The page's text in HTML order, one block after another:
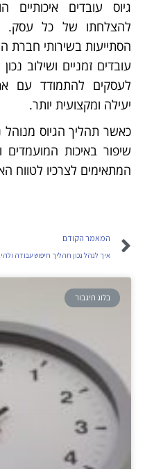
גיוס עובדים
להצלחתו של כל עסק.
הסתייעות בשירותי חברת
עובדים זמניים ושילוב
לעסקים להתמודד עם
יעילה ומקצועית יותר.
כאשר תהליך הגיוס מנוהל
שיפור באיכות המועמדים
המתאימים לצרכיו לטווח
המאמר הקודם
איך
בלוג תיגבור